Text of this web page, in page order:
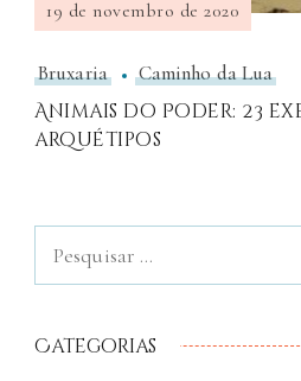
Bruxaria Caminho da Lua
Animais do Poder: 23
arquétipos
19 de novembro de 2020
Categorias